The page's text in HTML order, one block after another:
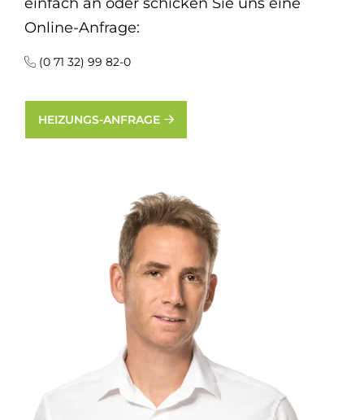
Online-Anfrage:
(0 71 32) 99 82-0
HEIZUNGS-ANFRAGE